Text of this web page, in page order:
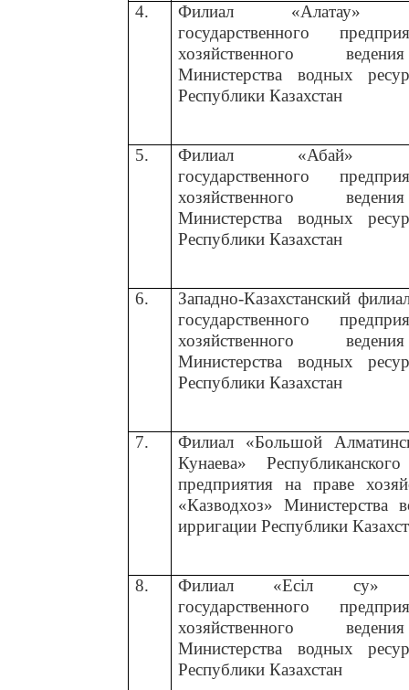
4.
Филиал «Алатау»
государственного
хозяйственного
Министерства водных
Республики Казахстан
5. Филиал
государственного
хозяйственного
Министерства водных
Республики Казахстан
6.
Западно-Казахстанский
государственного
хозяйственного
Министерства водных
Республики Казахстан
7. Филиал «Большой
Кунаева»
предприятия на праве
«Казводхоз» Министерства
ирригации Республики
8. Филиал «Есіл су»
государственного
хозяйственного
Министерства водных
Республики Казахстан